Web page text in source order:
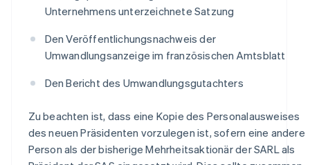
Unternehmens unterzeichnete Satzung
Den Veröffentlichungsnachweis der
Umwandlungsanzeige im französischen Amtsblatt
Den Bericht des Umwandlungsgutachters
Zu beachten ist, dass eine Kopie des Personalausweises
des neuen Präsidenten vorzulegen ist, sofern eine andere
Person als der bisherige Mehrheitsaktionär der SARL als